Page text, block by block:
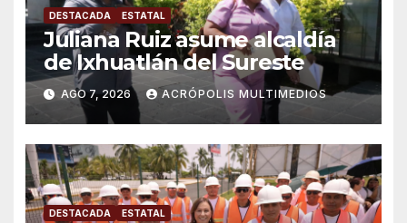
DESTACADA ESTATAL
Juliana Ruiz asume alcaldía
de Ixhuatlán del Sureste
AGO 7, 2026 ACRÓPOLIS MULTIMEDIOS
DESTACADA ESTATAL